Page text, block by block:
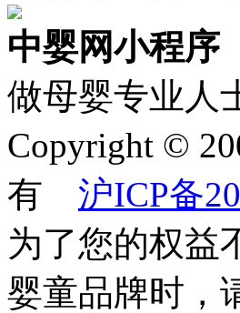
中婴网小程序
做母婴专业人
Copyright ©
有 沪ICP备
为了您的权益
婴童品牌时，